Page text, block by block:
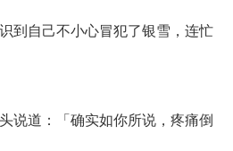
到自己不小心冒犯了银雪，连忙
道：「确实如你所说，疼痛倒